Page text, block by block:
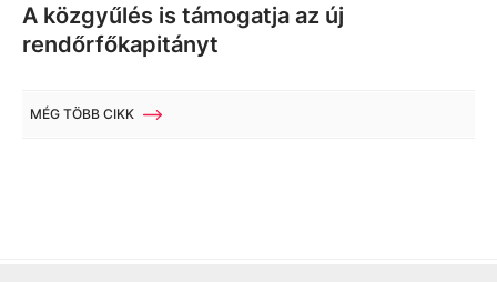
A közgyűlés is támogatja az új
rendőrfőkapitányt
MÉG TÖBB CIKK